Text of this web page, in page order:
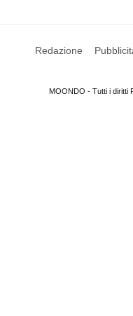
Redazione
MOONDO - Tutti i diritti